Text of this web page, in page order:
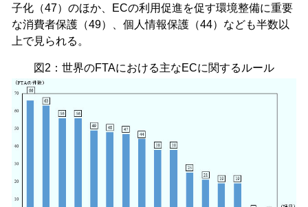
子化（47）のほか、ECの利用促進を促す環境整備に重要
な消費者保護（49）、個人情報保護（44）なども半数以
上で見られる。
図2：世界のFTAにおける主なECに関するルール